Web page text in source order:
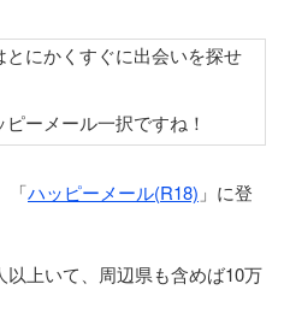
にかくすぐに出会いを探せ
ーメール一択ですね！
「ハッピーメール(R18) 」に登
以上いて、周辺県も含めば10万